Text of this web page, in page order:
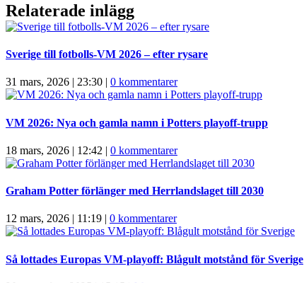
Relaterade inlägg
Sverige till fotbolls-VM 2026 – efter rysare
31 mars, 2026 | 23:30 | 0 kommentarer
VM 2026: Nya och gamla namn i Potters playoff-trupp
18 mars, 2026 | 12:42 | 0 kommentarer
Graham Potter förlänger med Herrlandslaget till 2030
12 mars, 2026 | 11:19 0 kommentarer
Så lottades Europas VM-playoff: Blågult motstånd för Sverige